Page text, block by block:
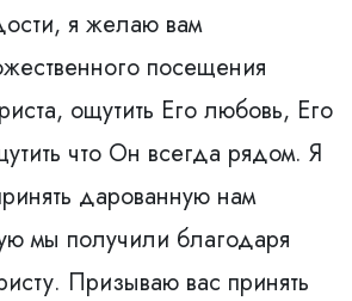
я желаю вам
посещения
ощутить Его любовь, Его
что Он всегда рядом. Я
дарованную нам
мы получили благодаря
Призываю вас принять